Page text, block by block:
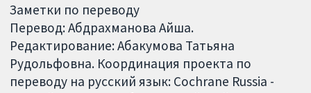
Заметки по переводу
Перевод: Абдрахманова Айша.
Редактирование: Абакумова Татьяна
Рудольфовна. Координация проекта по
переводу на русский язык: Cochrane Russia -